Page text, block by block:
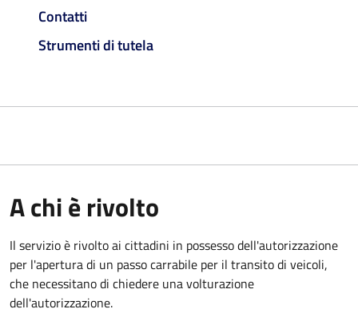
Contatti
Strumenti di tutela
A chi è rivolto
Il servizio è rivolto ai cittadini in possesso dell'autorizzazione
per l'apertura di un passo carrabile per il transito di veicoli,
che necessitano di chiedere una volturazione
dell'autorizzazione.